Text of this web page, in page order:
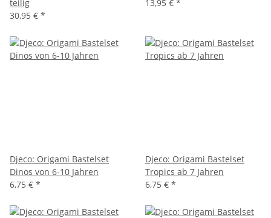
teilig
30,95 € *
13,95 € *
Djeco: Origami Bastelset
Dinos von 6-10 Jahren
6,75 € *
Djeco: Origami Bastelset
Tropics ab 7 Jahren
6,75 € *